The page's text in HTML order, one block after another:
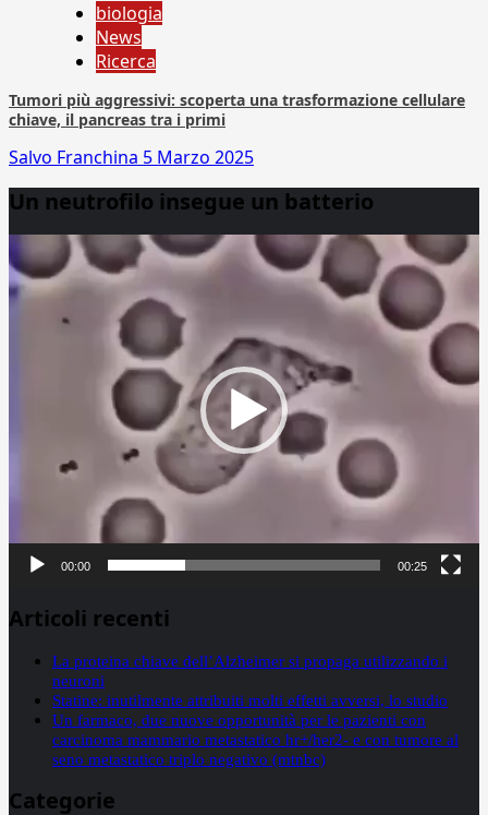
biologia
News
Ricerca
Tumori più aggressivi: scoperta una trasformazione cellulare
chiave, il pancreas tra i primi
Salvo Franchina 5 Marzo 2025
Un neutrofilo insegue un batterio
Player
00:00 00:25
Articoli recenti
La proteina chiave dell’Alzheimer si propaga utilizzando i
neuroni
Statine: inutilmente attribuiti molti effetti avversi, lo studio
Un farmaco, due nuove opportunità per le pazienti con
carcinoma mammario metastatico hr+/her2- e con tumore al
seno metastatico triplo negativo (mtnbc)
Categorie